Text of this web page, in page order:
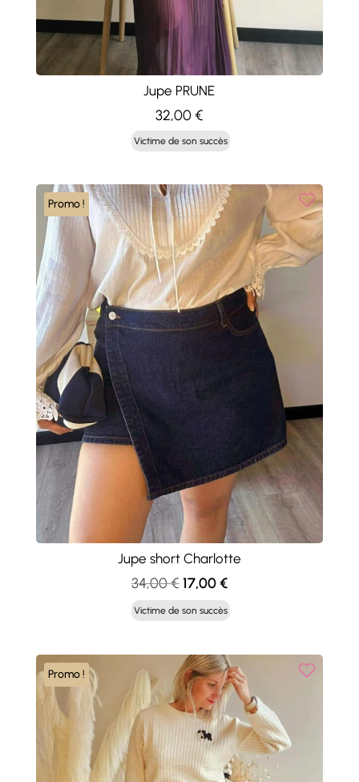
Jupe PRUNE
32,00€
Victime de son succès
Promo !
Jupe short Charlotte
34,00€ Le
prix
initial
34,00 €.
17,00€Le
prix
actuel
17,00 €.
Victime de son succès
Promo !